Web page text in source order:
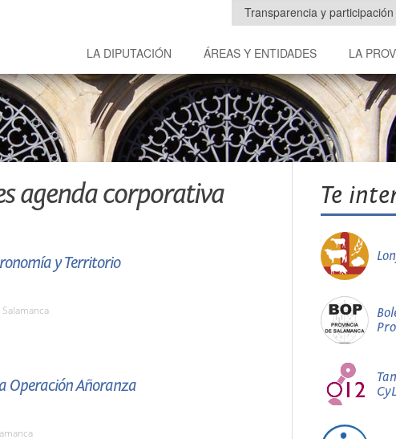
Transparencia y participación
LA DIPUTACIÓN ÁREAS Y ENTIDADES LA
agenda corporativa
y Territorio
Operación Añoranza
Te